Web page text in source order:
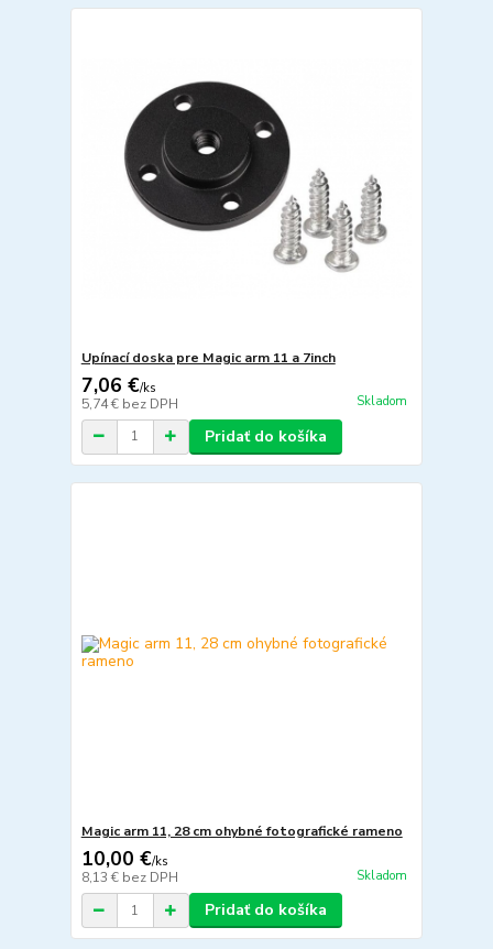
Upínací doska pre Magic arm 11 a 7inch
7,06 €/ks
5,74 € bez DPH Skladom
Pridať do košíka
Magic arm 11, 28 cm ohybné fotografické rameno
10,00 €/ks
8,13 € bez DPH Skladom
Pridať do košíka